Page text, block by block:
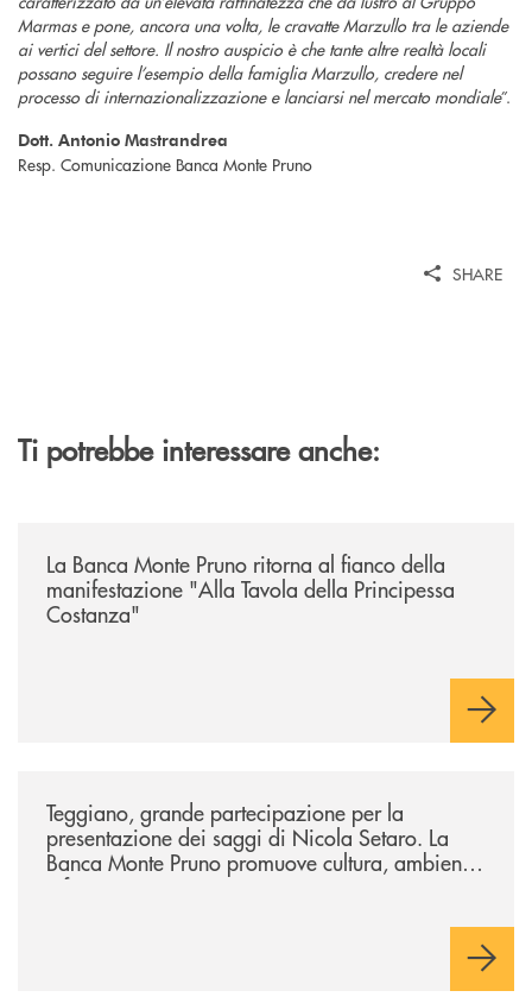
Marmas e pone, ancora una volta, le cravatte Marzullo tra le aziende
ai vertici del settore. Il nostro auspicio è che tante altre realtà locali
possano seguire l’esempio della famiglia Marzullo, credere nel
processo di internazionalizzazione e lanciarsi nel mercato mondiale”.
Dott. Antonio Mastrandrea
Resp. Comunicazione Banca Monte Pruno
SHARE
Ti potrebbe interessare anche:
La Banca Monte Pruno ritorna al fianco della
manifestazione "Alla Tavola della Principessa
Costanza"
Teggiano, grande partecipazione per la
presentazione dei saggi di Nicola Setaro. La
Banca Monte Pruno promuove cultura, ambiente
e futuro